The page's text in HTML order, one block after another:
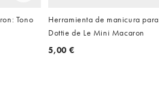
Tono
Herramienta de manicura
Dottie de Le Mini Macaron
5,00 €